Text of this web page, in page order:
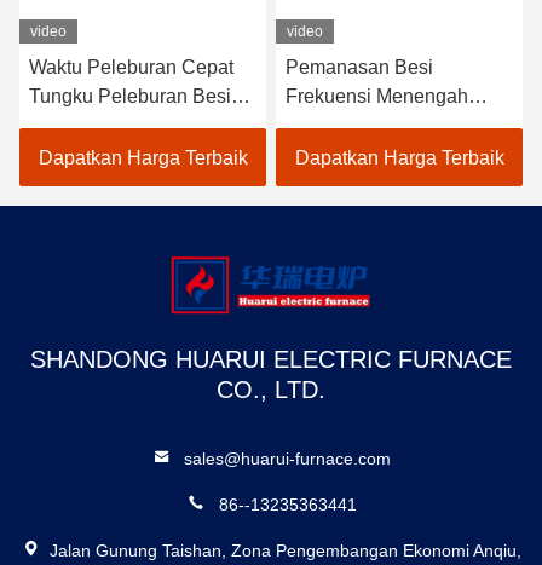
video
Waktu Peleburan Cepat
Tungku Peleburan Besi
Listrik Dengan Perawatan
Rendah
Dapatkan Harga Terbaik
video
Pemanasan Besi
Frekuensi Menengah
Industri Tungku Listrik
Waktu Peleburan Cepat
Dapatkan Harga Terbaik
SHANDONG HUARUI ELECTRIC FURNACE
CO., LTD.
sales@huarui-furnace.com
86--13235363441
Jalan Gunung Taishan, Zona Pengembangan Ekonomi Anqiu,